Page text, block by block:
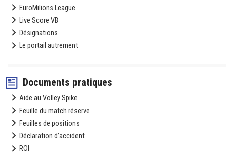
EuroMilions League
Live Score VB
Désignations
Le portail autrement
Documents pratiques
Aide au Volley Spike
Feuille du match réserve
Feuilles de positions
Déclaration d’accident
ROI